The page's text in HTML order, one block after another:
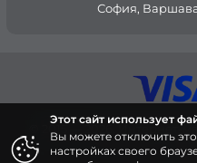
София,
© 2015 — 2026, Интернет-
Этот сайт использует
Вы можете отключить
настройках своего